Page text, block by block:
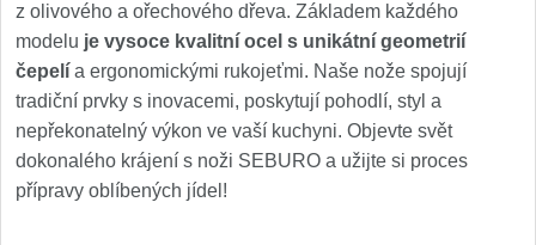
z olivového a ořechového dřeva. Základem každého
modelu je vysoce kvalitní ocel s unikátní geometrií
čepelí a ergonomickými rukojeťmi. Naše nože spojují
tradiční prvky s inovacemi, poskytují pohodlí, styl a
nepřekonatelný výkon ve vaší kuchyni. Objevte svět
dokonalého krájení s noži SEBURO a užijte si proces
přípravy oblíbených jídel!